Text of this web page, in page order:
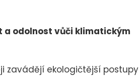
odolnost vůči klimatickým
zavádějí ekologičtější postupy